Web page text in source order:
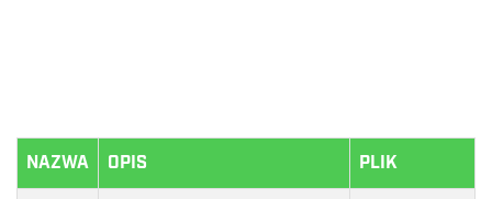
NAZWA OPIS PLIK